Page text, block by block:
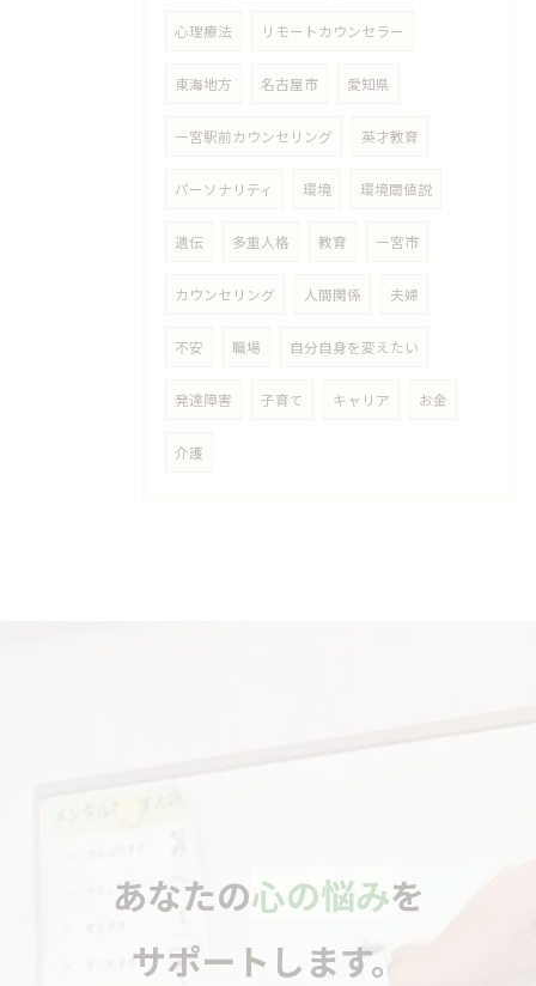
心理療法 リモートカウンセラー
東海地方 名古屋市 愛知県
一宮駅前カウンセリング 英才教育
パーソナリティ 環境 環境閾値説
遺伝 多重人格 教育 一宮市
カウンセリング 人間関係 夫婦
不安 職場 自分自身を変えたい
発達障害 子育て キャリア お金
介護
あなたの心の悩みを
サポートします。